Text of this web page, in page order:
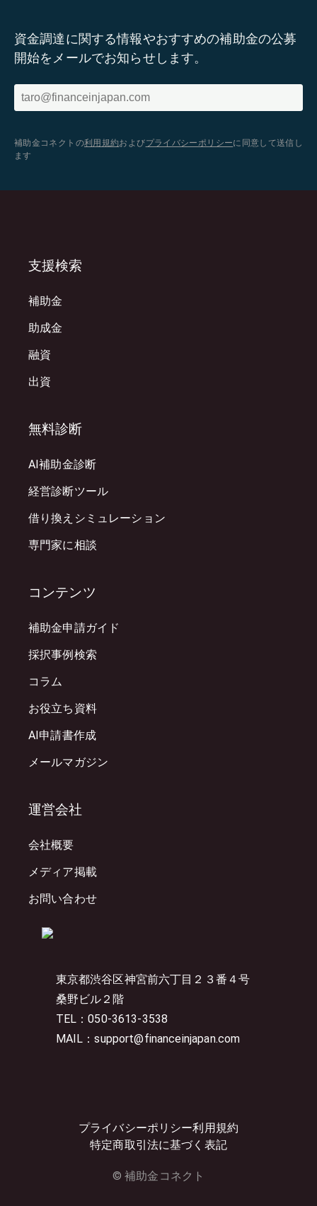
資金調達に関する情報やおすすめの補助金の公募
開始をメールでお知らせします。
補助金コネクトの利用規約およびプライバシーポリシーに同意して送信し
ます
東京都渋谷区神宮前六丁目２３番４号
桑野ビル２階
TEL：050-3613-3538
MAIL：support@financeinjapan.com
プライバシーポリシー利用規約
特定商取引法に基づく表記
© 補助金コネクト
支援検索
補助金
助成金
融資
出資
無料診断
AI補助金診断
経営診断ツール
借り換えシミュレーション
専門家に相談
コンテンツ
補助金申請ガイド
採択事例検索
コラム
お役立ち資料
AI申請書作成
メールマガジン
運営会社
会社概要
メディア掲載
お問い合わせ